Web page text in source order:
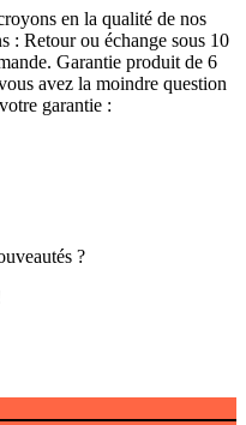
en la qualité de nos
: Retour ou échange sous 10
Garantie produit de 6
avez la moindre question
garantie :
?